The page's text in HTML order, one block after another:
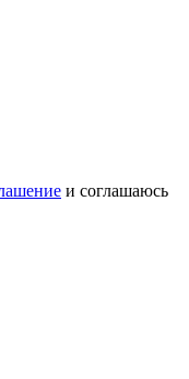
и соглашаюсь